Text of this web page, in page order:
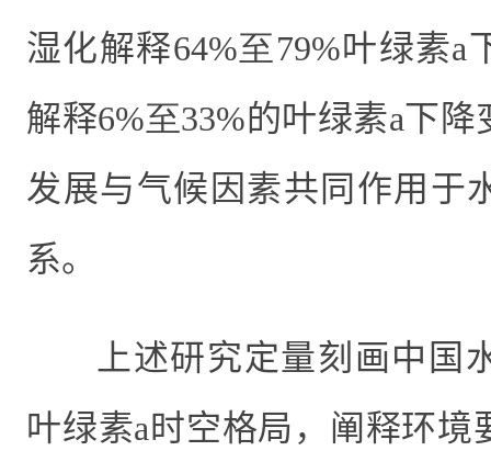
湿化解释64%至79%叶绿素a
解释6%至33%的叶绿素a下降
发展与气候因素共同作用于
系。
上述研究定量刻画中国
叶绿素a时空格局，阐释环境